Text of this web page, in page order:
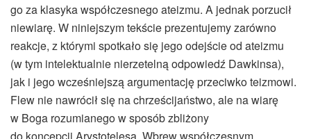
go za klasyka współczesnego ateizmu. A jednak porzucił
niewiarę. W niniejszym tekście prezentujemy zarówno
reakcje, z którymi spotkało się jego odejście od ateizmu
(w tym intelektualnie nierzetelną odpowiedź Dawkinsa),
jak i jego wcześniejszą argumentację przeciwko teizmowi.
Flew nie nawrócił się na chrześcijaństwo, ale na wiarę
w Boga rozumianego w sposób zbliżony
do koncepcji Arystotelesa. Wbrew współczesnym